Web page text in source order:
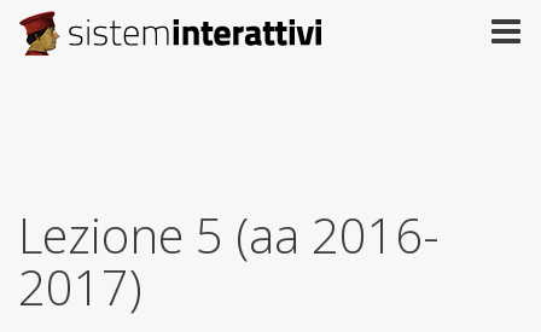
Lezione 5 (aa 2016-
2017)